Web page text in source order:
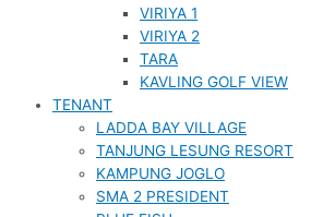
VIRIYA 1
VIRIYA 2
TARA
KAVLING GOLF VIEW
TENANT
LADDA BAY VILLAGE
TANJUNG LESUNG RESORT
KAMPUNG JOGLO
SMA 2 PRESIDENT